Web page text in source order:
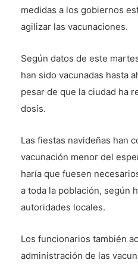
medidas a los gobiernos
agilizar las vacunaciones.
Según datos de este
han sido vacunadas hasta
pesar de que la ciudad ha
dosis.
Las fiestas navideñas han
vacunación menor del
haría que fuesen
a toda la población, según
autoridades locales.
Los funcionarios también
administración de las